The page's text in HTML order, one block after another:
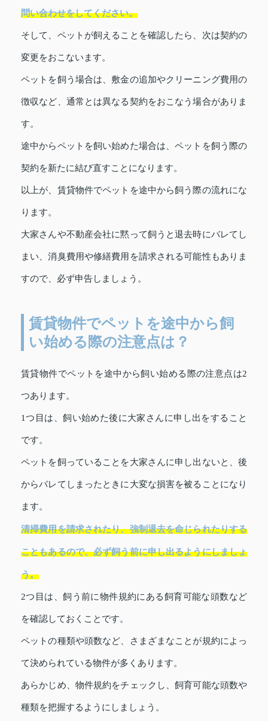
問い合わせをしてください。
そして、ペットが飼えることを確認したら、次は契約の
変更をおこないます。
ペットを飼う場合は、敷金の追加やクリーニング費用の
徴収など、通常とは異なる契約をおこなう場合がありま
す。
途中からペットを飼い始めた場合は、ペットを飼う際の
契約を新たに結び直すことになります。
以上が、賃貸物件でペットを途中から飼う際の流れにな
ります。
大家さんや不動産会社に黙って飼うと退去時にバレてし
まい、消臭費用や修繕費用を請求される可能性もありま
すので、必ず申告しましょう。
賃貸物件でペットを途中から飼
い始める際の注意点は？
賃貸物件でペットを途中から飼い始める際の注意点は2
つあります。
1つ目は、飼い始めた後に大家さんに申し出をすること
です。
ペットを飼っていることを大家さんに申し出ないと、後
からバレてしまったときに大変な損害を被ることになり
ます。
清掃費用を請求されたり、強制退去を命じられたりする
こともあるので、必ず飼う前に申し出るようにしましょ
う。
2つ目は、飼う前に物件規約にある飼育可能な頭数など
を確認しておくことです。
ペットの種類や頭数など、さまざまなことが規約によっ
て決められている物件が多くあります。
あらかじめ、物件規約をチェックし、飼育可能な頭数や
種類を把握するようにしましょう。